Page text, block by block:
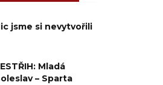
jsme si nevytvořili
Mladá
– Sparta